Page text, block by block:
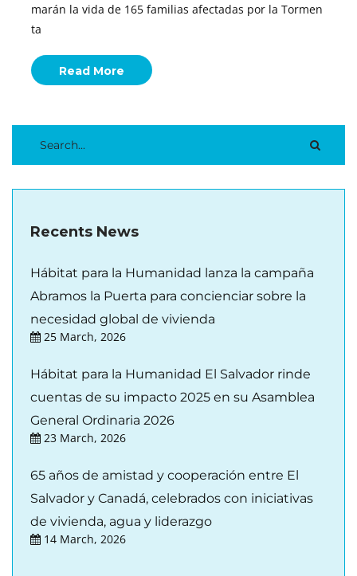
marán la vida de 165 familias afectadas por la Tormen
ta
Read More
Recents News
Hábitat para la Humanidad lanza la campaña
Abramos la Puerta para concienciar sobre la
necesidad global de vivienda
25 March, 2026
Hábitat para la Humanidad El Salvador rinde
cuentas de su impacto 2025 en su Asamblea
General Ordinaria 2026
23 March, 2026
65 años de amistad y cooperación entre El
Salvador y Canadá, celebrados con iniciativas
de vivienda, agua y liderazgo
14 March, 2026